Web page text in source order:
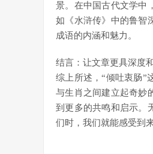
景。在中国古代文学中
如《水浒传》中的鲁智
成语的内涵和魅力。
结言：让文章更具深度
综上所述，“倾吐衷肠”
与生肖之间建立起奇妙
到更多的共鸣和启示。
们时，我们就能感受到